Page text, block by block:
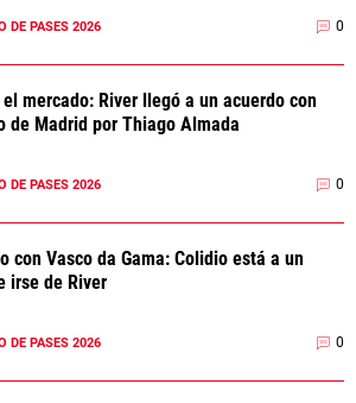
DE PASES 2026 0
el mercado: River llegó a un acuerdo con
de Madrid por Thiago Almada
DE PASES 2026 0
con Vasco da Gama: Colidio está a un
irse de River
DE PASES 2026 0